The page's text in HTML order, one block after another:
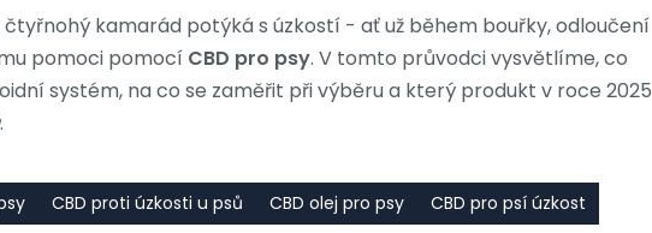
čtyřnohý kamarád potýká s úzkostí - ať už během bouřky, odloučení
pomoci pomocí CBD pro psy. V tomto průvodci vysvětlíme, co
systém, na co se zaměřit při výběru a který produkt v roce 2025
.
CBD proti úzkosti u psů CBD olej pro psy CBD pro psí úzkost